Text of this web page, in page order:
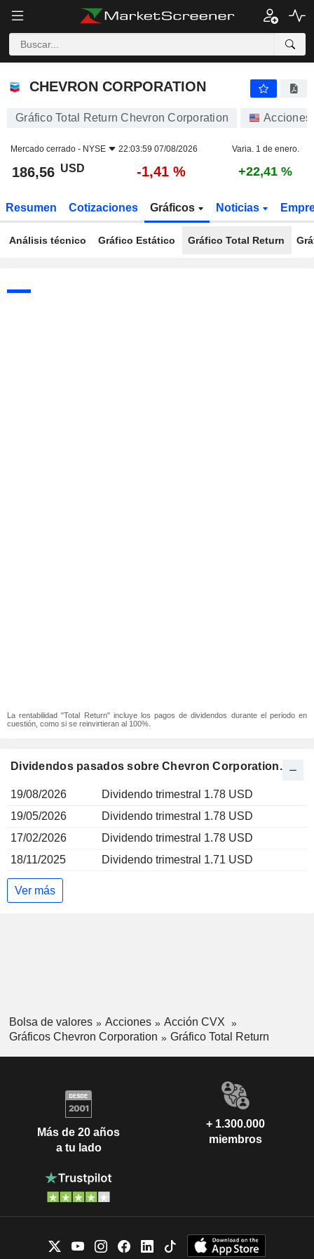
CHEVRON CORPORATION
CHEVRON CORPORATION
Gráfico Total Return Chevron Corporation Acciones
Mercado cerrado - NYSE 22:03:59 07/08/2026 Varia. 1 de enero.
186,56 USD -1,41 % +22,41 %
Resumen Cotizaciones Gráficos Noticias
Análisis técnico Gráfico Estático Gráfico Total Return
La rentabilidad "Total Return" incluye los pagos de dividendos durante el periodo en
cuestión, como si se reinvirtieran al 100%.
Dividendos pasados sobre Chevron Corporation.
19/08/2026
Dividendo trimestral 1.78 USD
19/05/2026
Dividendo trimestral 1.78 USD
17/02/2026
Dividendo trimestral 1.78 USD
18/11/2025
Dividendo trimestral 1.71 USD
Ver más
Bolsa de valores Acciones
Acción CVX
Gráficos Chevron Corporation
Gráfico Total Return
Más de 20 años
a tu lado
+ 1.300.000
miembros